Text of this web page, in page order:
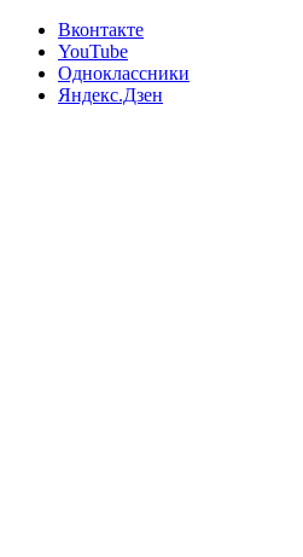
Вконтакте
YouTube
Одноклассники
Яндекс.Дзен